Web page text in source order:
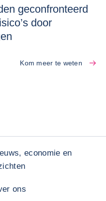
geconfronteerd
door
Kom meer te weten
economie en
ons